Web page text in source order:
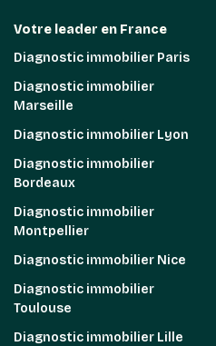
Votre leader en France
Diagnostic immobilier Paris
Diagnostic immobilier
Marseille
Diagnostic immobilier Lyon
Diagnostic immobilier
Bordeaux
Diagnostic immobilier
Montpellier
Diagnostic immobilier Nice
Diagnostic immobilier
Toulouse
Diagnostic immobilier Lille